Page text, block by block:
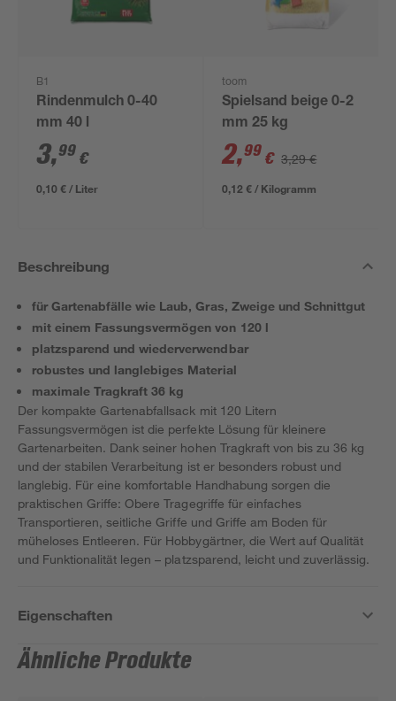
B1
Rindenmulch 0-40
mm 40 l
3,99 €
0,10 € / Liter
toom
Spielsand beige 0-2
mm 25 kg
2,99 € 3,29 €
0,12 € / Kilogramm
Beschreibung
für Gartenabfälle wie Laub, Gras, Zweige und Schnittgut
mit einem Fassungsvermögen von 120 l
platzsparend und wiederverwendbar
robustes und langlebiges Material
maximale Tragkraft 36 kg
Der kompakte Gartenabfallsack mit 120 Litern
Fassungsvermögen ist die perfekte Lösung für kleinere
Gartenarbeiten. Dank seiner hohen Tragkraft von bis zu 36 kg
und der stabilen Verarbeitung ist er besonders robust und
langlebig. Für eine komfortable Handhabung sorgen die
praktischen Griffe: Obere Tragegriffe für einfaches
Transportieren, seitliche Griffe und Griffe am Boden für
müheloses Entleeren. Für Hobbygärtner, die Wert auf Qualität
und Funktionalität legen – platzsparend, leicht und zuverlässig.
Eigenschaften
Ähnliche Produkte